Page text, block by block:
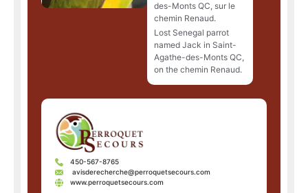
des-Monts QC, sur le
chemin Renaud.
Lost Senegal parrot
named Jack in Saint-
Agathe-des-Monts QC,
on the chemin Renaud.
450-567-8765
avisderecherche@perroquetsecours.com
www.perroquetsecours.com